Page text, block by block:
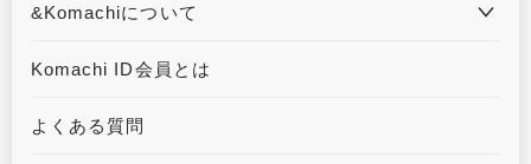
&Komachiについて
&Komachiとは
Komachi ID会員とは
よくある質問